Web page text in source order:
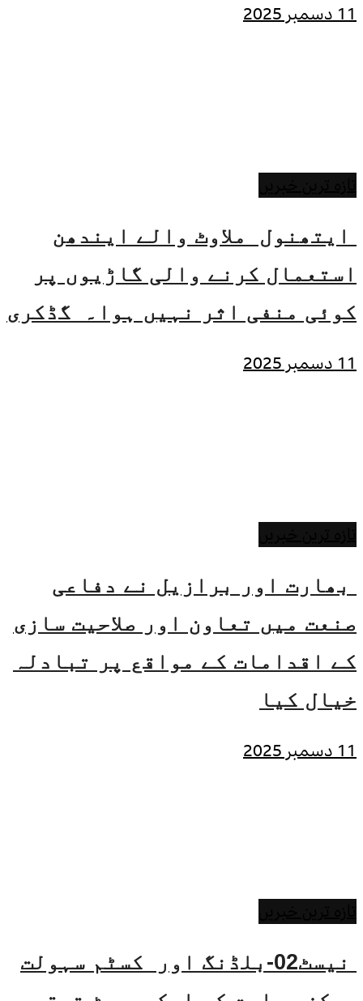
11 دسمبر 2025
ایتھنول ملاوٹ والے ایندھن
استعمال کرنے والی گاڑیوں پر
کوئی منفی اثر نہیں ہوا۔ گڈکری
11 دسمبر 2025
بھارت اور برازیل نے دفاعی
صنعت میں تعاون اور صلاحیت سازی
کے اقدامات کے مواقع پر تبادلہ
خیال کیا
11 دسمبر 2025
نیسٹ02-بلڈنگ اور کسٹم سہولت